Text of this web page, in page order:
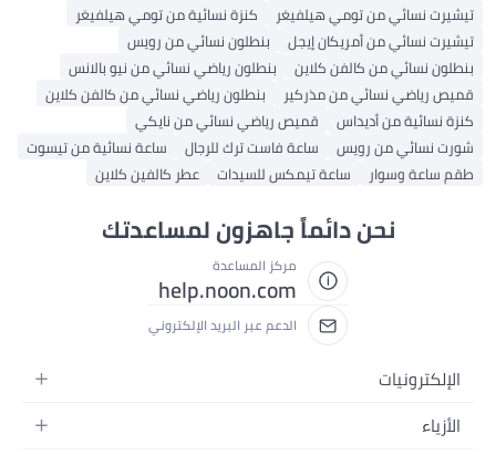
تيشيرت نسائي من تومي هيلفيغر
كنزة نسائية من تومي هيلفيغر
تيشيرت نسائي من أمريكان إيجل
بنطلون نسائي من رويس
بنطلون نسائي من كالفن كلاين
بنطلون رياضي نسائي من نيو بالانس
قميص رياضي نسائي من مذركير
بنطلون رياضي نسائي من كالفن كلاين
كنزة نسائية من أديداس
قميص رياضي نسائي من نايكي
شورت نسائي من رويس
ساعة فاست ترك للرجال
ساعة نسائية من تيسوت
طقم ساعة وسوار
ساعة تيمكس للسيدات عطر كالفين كلاين
نحن دائماً جاهزون لمساعدتك
مركز المساعدة
help.noon.com
الدعم عبر البريد الإلكتروني
الإلكترونيات
الجوالات
الأزياء